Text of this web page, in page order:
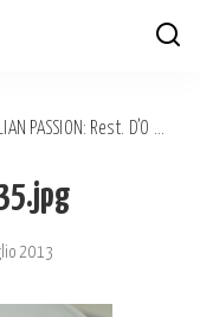
PASSION: Rest. D’O – Chef DAVIDE OLDANI
2013